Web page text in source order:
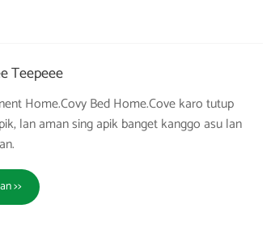
Teepeee
Home.Covy Bed Home.Cove karo tutup
lan aman sing apik banget kanggo asu lan
>>